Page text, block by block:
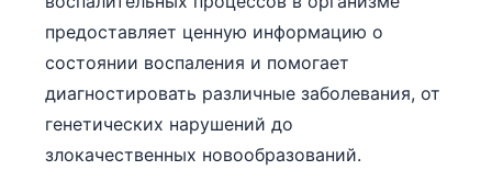
предоставляет ценную информацию о
состоянии воспаления и помогает
диагностировать различные заболевания, от
генетических нарушений до
злокачественных новообразований.